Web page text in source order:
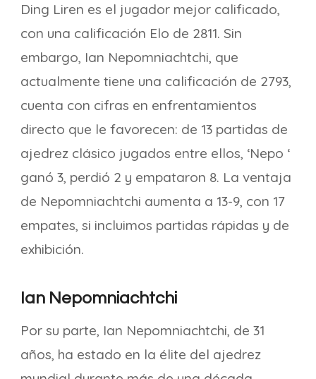
Ding Liren es el jugador mejor calificado,
con una calificación Elo de 2811. Sin
embargo, Ian Nepomniachtchi, que
actualmente tiene una calificación de 2793,
cuenta con cifras en enfrentamientos
directo que le favorecen: de 13 partidas de
ajedrez clásico jugados entre ellos, ‘Nepo ‘
ganó 3, perdió 2 y empataron 8. La ventaja
de Nepomniachtchi aumenta a 13-9, con 17
empates, si incluimos partidas rápidas y de
exhibición.
Ian Nepomniachtchi
Por su parte, Ian Nepomniachtchi, de 31
años, ha estado en la élite del ajedrez